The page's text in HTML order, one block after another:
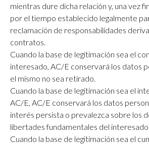
mientras dure dicha relación y, una vez
por el tiempo establecido legalmente
reclamación de responsabilidades
contratos.
Cuando la base de legitimación sea el
interesado, AC/E conservará los datos
el mismo no sea retirado.
Cuando la base de legitimación sea el
AC/E, AC/E conservará los datos
interés persista o prevalezca sobre los
libertades fundamentales del
Cuando la base de legitimación sea el